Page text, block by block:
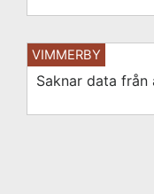
VIMMERBY
Saknar data från